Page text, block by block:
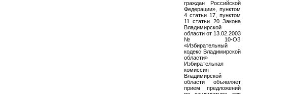
граждан Российской
Федерации», пунктом
4 статьи 17, пунктом
11 статьи 20 Закона
Владимирской
области от 13.02.2003
№ 10-ОЗ
«Избирательный
кодекс Владимирской
области»
Избирательная
комиссия
Владимирской
области объявляет
прием предложений